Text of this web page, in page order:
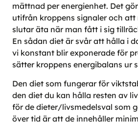
mättnad per energienhet. Det
utifrån kroppens signaler och
slutar äta när man fått i sig
En sådan diet är svår att hålla i
vi konstant blir exponerade för
sätter kroppens energibalans ur
Den diet som fungerar för
den diet du kan hålla resten av
för de dieter/livsmedelsval som
över tid är att de innehåller